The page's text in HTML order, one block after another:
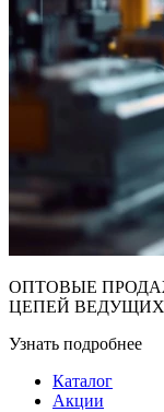
ОПТОВЫЕ
ЦЕПЕЙ
Узнать подробнее
Каталог
Акции